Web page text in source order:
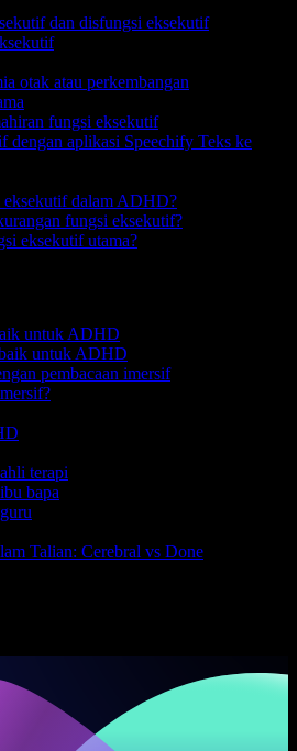
dan disfungsi eksekutif
otak atau perkembangan
fungsi eksekutif
dengan aplikasi Speechify Teks ke
dalam ADHD?
fungsi eksekutif?
eksekutif utama?
untuk ADHD
untuk ADHD
pembacaan imersif
terapi
bapa
Talian: Cerebral vs Done